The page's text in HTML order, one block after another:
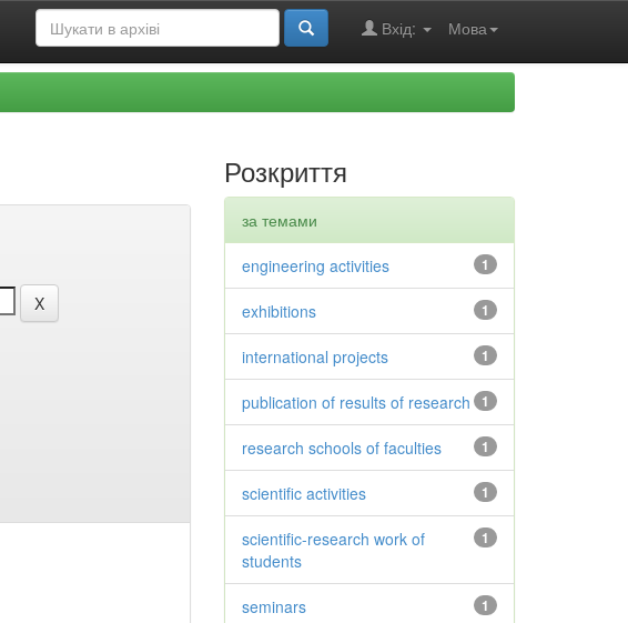
Мова
Вхід:
Розкриття
за темами
1
engineering activities
1
exhibitions
1
international projects
1
publication of results of research
1
research schools of faculties
1
scientific activities
1
scientific-research work of
students
1
seminars